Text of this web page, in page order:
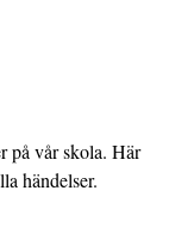
på vår skola. Här
händelser.